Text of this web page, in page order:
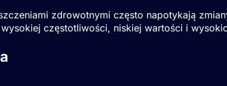
zdrowotnymi często napotykają
częstotliwości, niskiej wartości i